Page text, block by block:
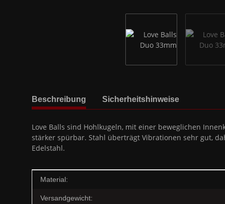
weitere Registerkarten anzeigen
Beschreibung Sicherheitshinweise
Love Balls sind Hohlkugeln, mit einer beweglichen
stärker spürbar. Stahl überträgt Vibrationen sehr gut,
Edelstahl.
Produkteigenschaft
Wert
Material:
Versandgewicht: